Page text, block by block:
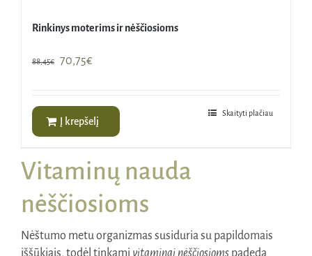
Rinkinys moterims ir nėščiosioms
88,45€
Original
70,75€Current
70,75€.
Į krepšelį
Skaityti plačiau
Vitaminų nauda
nėščiosioms
Nėštumo metu organizmas susiduria su papildomais
iššūkiais, todėl tinkami vitaminai nėščiosiomspadeda